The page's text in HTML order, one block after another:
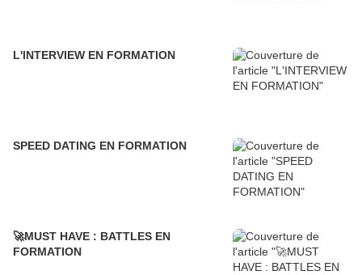
L'INTERVIEW EN FORMATION
SPEED DATING EN FORMATION
🚀MUST HAVE : BATTLES EN
FORMATION